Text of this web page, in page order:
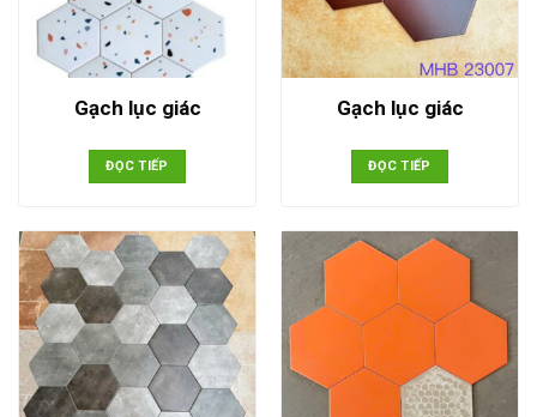
Gạch lục giác
ĐỌC TIẾP
Gạch lục giác
ĐỌC TIẾP